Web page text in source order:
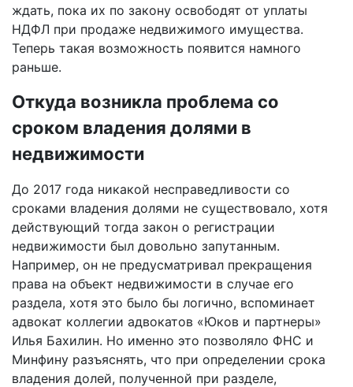
ждать, пока их по закону освободят от уплаты
НДФЛ при продаже недвижимого имущества.
Теперь такая возможность появится намного
раньше.
Откуда возникла проблема со
сроком владения долями в
недвижимости
До 2017 года никакой несправедливости со
сроками владения долями не существовало, хотя
действующий тогда закон о регистрации
недвижимости был довольно запутанным.
Например, он не предусматривал прекращения
права на объект недвижимости в случае его
раздела, хотя это было бы логично, вспоминает
адвокат коллегии адвокатов «Юков и партнеры»
Илья Бахилин. Но именно это позволяло ФНС и
Минфину разъяснять, что при определении срока
владения долей, полученной при разделе,